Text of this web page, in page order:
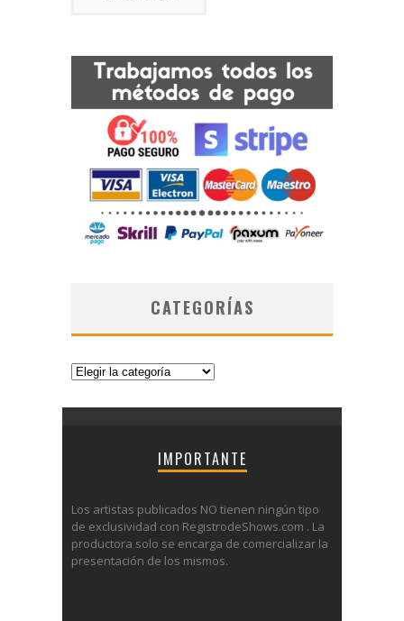
CATEGORÍAS
Categorías
IMPORTANTE
Los artistas publicados NO tienen ningún tipo
de exclusividad con RegistrodeShows.com . La
productora solo se encarga de comercializar la
presentación de los mismos.